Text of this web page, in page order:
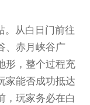
。从白日门前往
、赤月峡谷广
形，整个过程充
家能否成功抵达
，玩家务必在白